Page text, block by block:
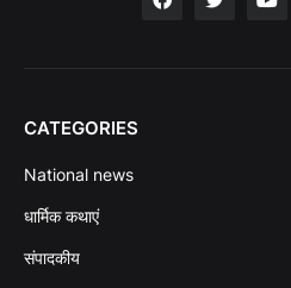
CATEGORIES
National news
धार्मिक कथाएं
संपादकीय